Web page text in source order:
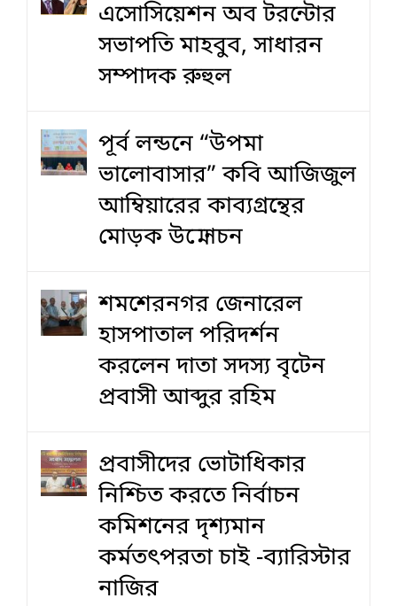
এসোসিয়েশন অব টরন্টোর
সভাপতি মাহবুব, সাধারন
সম্পাদক রুহুল
পূর্ব লন্ডনে “উপমা
ভালোবাসার” কবি আজিজুল
আম্বিয়ারের কাব্যগ্রন্থের
মোড়ক উন্মোচন
শমশেরনগর জেনারেল
হাসপাতাল পরিদর্শন
করলেন দাতা সদস্য বৃটেন
প্রবাসী আব্দুর রহিম
প্রবাসীদের ভোটাধিকার
নিশ্চিত করতে নির্বাচন
কমিশনের দৃশ‍্যমান
কর্মতৎপরতা চাই -ব্যারিস্টার
নাজির